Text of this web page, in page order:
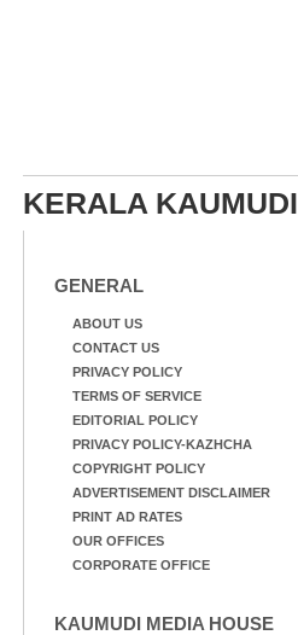
KERALA KAUMUDI
GENERAL
ABOUT US
CONTACT US
PRIVACY POLICY
TERMS OF SERVICE
EDITORIAL POLICY
PRIVACY POLICY-KAZHCHA
COPYRIGHT POLICY
ADVERTISEMENT DISCLAIMER
PRINT AD RATES
OUR OFFICES
CORPORATE OFFICE
KAUMUDI MEDIA HOUSE